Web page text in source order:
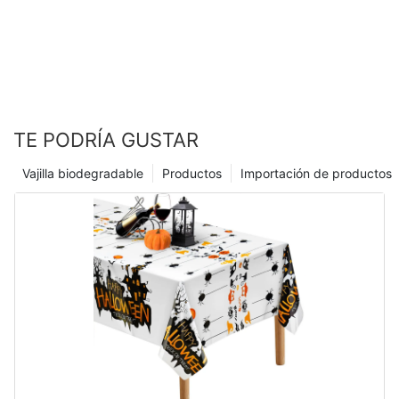
.ce-list_items{margin-top:-2vw;}}
蜡烛的历史与发展 拷贝
蜡烛的历史与发展 (1) 拷贝
#module-IXe3UrtEB81J7{text-align:center;padding-
top:0vw;padding-bottom:0vw;}#grid-
GFECeg4T8Vb40bH{padding-right:0vw;padding-
left:0vw;}#cell-iuryNIKVTSE1L79{order:0;}#unit-
z5yADXUUAvdNLvS [ce-data-type="text"]{text-
align:left;}#unit-z5yADXUUAvdNLvS{padding-
top:1vw;}@media(max-width:767px){#unit-
z5yADXUUAvdNLvS{padding-top:2vw;}}
¿Por qué elegir nuestras velas hechas a medida?
En conclusión, aprender a hacer suministros de fiesta puede ser
una forma divertida y creativa de agregar un toque personal a
cualquier celebración. Ya sea que esté creando decoraciones
de bricolaje, creando favores personalizados de fiesta o
diseñando configuraciones de mesa únicas, las posibilidades
son infinitas. Sus invitados no solo apreciarán el esfuerzo
adicional que realiza para hacer todo a mano, sino que también
creará recuerdos que durarán mucho después de que termine
la fiesta. Entonces, ¿por qué no ponerse astuto y comenzar a
hacer sus propios suministros para la fiesta hoy? ¡Tu futuro yo
te lo agradecerá! ¡Saludos a una fiesta exitosa e inolvidable!
Personaliza la experiencia de tu fiesta
En Magic Lights, entendemos que cada fiesta es única, y
queremos ayudarlo a crear una experiencia que refleje su estilo
y personalidad individual. Es por eso que nuestros suministros
para fiestas "Where the Wild Things" están diseñados para ser
personalizables y versátiles. Ya sea que desee hacer todo lo
posible con un Rumpus salvaje completo o mantenerlo simple
con algunas decoraciones clave, nuestros suministros de fiesta
se pueden mezclar y combinar para adaptarse a su visión.
Además, con nuestro fácil pedido en línea y envío rápido,
puede tener todo lo que necesita para organizar la fiesta
hogares y los espacios públicos.
2. Setware y conjuntos de obsequios premium: las familias
invierten en bandejas de alta calidad, juegos de té
ornamentados y dulces con elegantemente empaquetado (por
ejemplo, fechas, baklava) para honrar a los invitados.
3. Modesta moda y accesorios: sobretensiones de demanda
para abayas bordados, kaftanes y esteras de oración con
motivos de arte islámicos.
Consideraciones de marketing:
Sensibilidad al tono: evite mensajes abiertamente comerciales
- Impresión de mejora de claridad – Los logotipos, los patrones
o el texto en las velas deben ser nítidos y legibles.
- Refinamientos de forma – El cliente podría solicitar un cambio
de velas cilíndricas estándar a formas novedosas (por ejemplo,
números, estrellas o diseños temáticos).
La comunicación clara es clave. Si algún requisito es ambiguo,
buscar aclaraciones evita un reelaboración costosa más
TE PODRÍA GUSTAR
Importación de productos
Productos
Vajilla biodegradable